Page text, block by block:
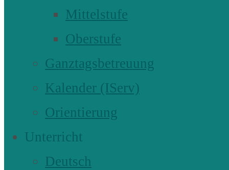
Mittelstufe
Oberstufe
Ganztagsbetreuung
Kalender (IServ)
Orientierung
Unterricht
Deutsch